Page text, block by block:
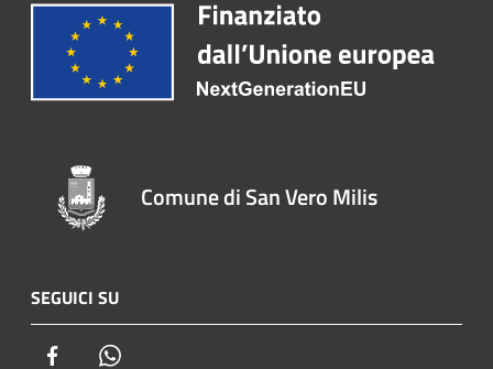
Comune di San Vero Milis
SEGUICI SU
Facebook